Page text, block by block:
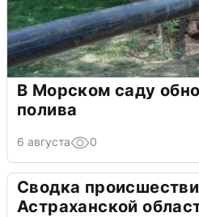
В Морском саду
полива
6 августа 0
Сводка
Астраханской